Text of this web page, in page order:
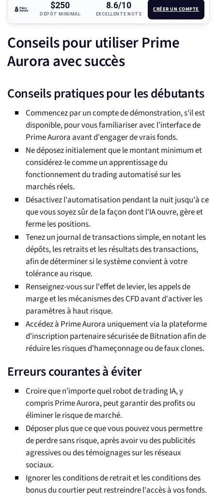
$250
DÉPÔT MINIMAL
8.6/10
EXCELLENTE NOTE
CRÉER UN COMPTE
Conseils pour utiliser Prime
Aurora avec succès
Conseils pratiques pour les débutants
Commencez par un compte de démonstration, s'il est
disponible, pour vous familiariser avec l'interface de
Prime Aurora avant d'engager de vrais fonds.
Ne déposez initialement que le montant minimum et
considérez-le comme un apprentissage du
fonctionnement du trading automatisé sur les
marchés réels.
Désactivez l'automatisation pendant la nuit jusqu'à ce
que vous soyez sûr de la façon dont l'IA ouvre, gère et
ferme les positions.
Tenez un journal de transactions simple, en notant les
dépôts, les retraits et les résultats des transactions,
afin de déterminer si le système convient à votre
tolérance au risque.
Renseignez-vous sur l'effet de levier, les appels de
marge et les mécanismes des CFD avant d'activer les
paramètres à haut risque.
Accédez à Prime Aurora uniquement via la plateforme
d'inscription partenaire sécurisée de Bitnation afin de
réduire les risques d'hameçonnage ou de faux clones.
Erreurs courantes à éviter
Croire que n'importe quel robot de trading IA, y
compris Prime Aurora, peut garantir des profits ou
éliminer le risque de marché.
Déposer plus que ce que vous pouvez vous permettre
de perdre sans risque, après avoir vu des publicités
agressives ou des témoignages sur les réseaux
sociaux.
Ignorer les conditions de retrait et les conditions des
bonus du courtier peut restreindre l'accès à vos fonds.